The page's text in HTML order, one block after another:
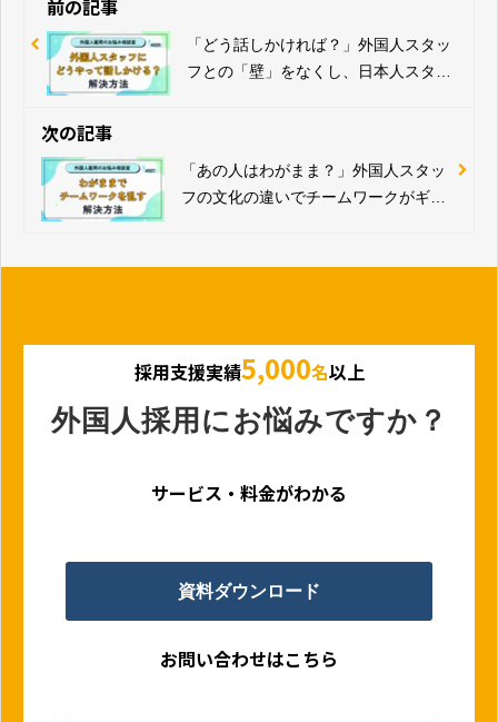
前の記事
「どう話しかければ？」外国人スタッ
フとの「壁」をなくし、日本人スタッ
次の記事
「あの人はわがまま？」外国人スタッ
フの文化の違いでチームワークがギク
採用支援実績5,000名以上
外国人採用にお悩みですか？
サービス・料金がわかる
資料ダウンロード
お問い合わせはこちら